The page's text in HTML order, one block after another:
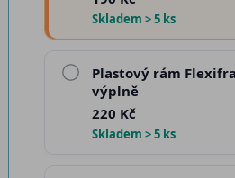
Skladem > 5 ks
Plastový rám
výplně
220 Kč
Skladem > 5 ks